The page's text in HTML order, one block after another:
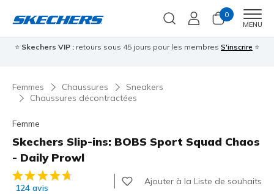
0
MENU
⭐ Skechers VIP : retours sous 45 jours pour les membres S'inscrire ⭐
Femmes Chaussures
Sneakers
Chaussures décontractées
Femme
Skechers Slip-ins: BOBS Sport Squad Chaos
- Daily Prowl
Évaluation client 3,2 sur 5
124 avis
Ajouter à la Liste de souhaits